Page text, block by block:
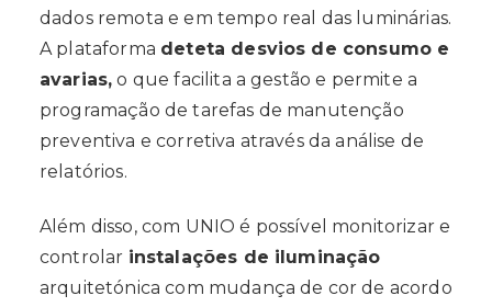
dados remota e em tempo real das luminárias.
A plataforma deteta desvios de consumo e
avarias, o que facilita a gestão e permite a
programação de tarefas de manutenção
preventiva e corretiva através da análise de
relatórios.
Além disso, com UNIO é possível monitorizar e
controlar instalações de iluminação
arquitetónica com mudança de cor de acordo